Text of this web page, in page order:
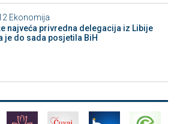
Ekonomija
najveća privredna delegacija iz Libije
je do sada posjetila BiH